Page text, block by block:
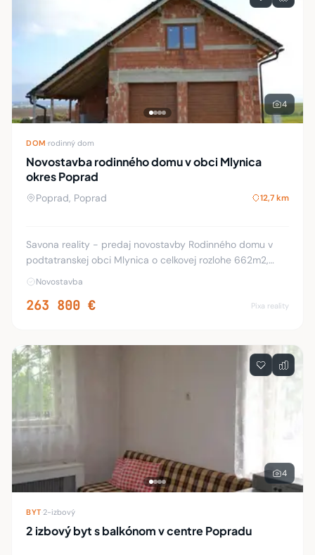
4
DOM rodinný dom
Novostavba rodinného domu v obci Mlynica
okres Poprad
Poprad, Poprad 12,7 km
Savona reality - predaj novostavby Rodinného domu v
podtatranskej obci Mlynica o celkovej rozlohe 662m2,
užitkovej 173m2. RD má všetky IS na pozemku, podlahové
Novostavba
263 800 € Pixa reality
4
BYT· 2-izbový
2 izbový byt s balkónom v centre Popradu